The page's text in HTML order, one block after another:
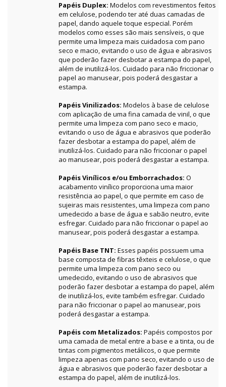
Papéis Duplex: Modelos com revestimentos feitos
em celulose, podendo ter até duas camadas de
papel, dando aquele toque especial. Porém
modelos como esses são mais sensíveis, o que
permite uma limpeza mais cuidadosa com pano
seco e macio, evitando o uso de água e abrasivos
que poderão fazer desbotar a estampa do papel,
além de inutilizá-los. Cuidado para não friccionar o
papel ao manusear, pois poderá desgastar a
estampa.
Papéis Vinilizados: Modelos à base de celulose
com aplicação de uma fina camada de vinil, o que
permite uma limpeza com pano seco e macio,
evitando o uso de água e abrasivos que poderão
fazer desbotar a estampa do papel, além de
inutilizá-los. Cuidado para não friccionar o papel
ao manusear, pois poderá desgastar a estampa.
Papéis Vinílicos e/ou Emborrachados: O
acabamento vinílico proporciona uma maior
resistência ao papel, o que permite em caso de
sujeiras mais resistentes, uma limpeza com pano
umedecido a base de água e sabão neutro, evite
esfregar. Cuidado para não friccionar o papel ao
manusear, pois poderá desgastar a estampa.
Papéis Base TNT: Esses papéis possuem uma
base composta de fibras têxteis e celulose, o que
permite uma limpeza com pano seco ou
umedecido, evitando o uso de abrasivos que
poderão fazer desbotar a estampa do papel, além
de inutilizá-los, evite também esfregar. Cuidado
para não friccionar o papel ao manusear, pois
poderá desgastar a estampa.
Papéis com Metalizados: Papéis compostos por
uma camada de metal entre a base e a tinta, ou de
tintas com pigmentos metálicos, o que permite
limpeza apenas com pano seco, evitando o uso de
água e abrasivos que poderão fazer desbotar a
estampa do papel, além de inutilizá-los.